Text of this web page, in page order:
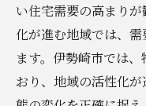
戦略
地域特性を
伊勢崎市の
地元のイベ
い住宅需要の高まり
化が進む地域では、
ます。伊勢崎市では
おり、地域の活性化